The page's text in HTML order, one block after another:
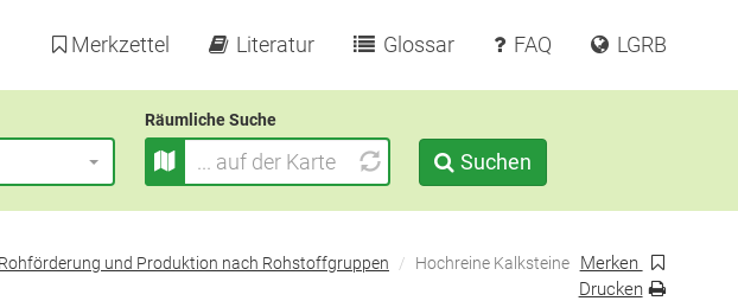
Merkzettel Literatur Glossar FAQ LGRB
Räumliche Suche
Suchen
Rohförderung und Produktion nach Rohstoffgruppen Hochreine Kalksteine
Merken
Drucken